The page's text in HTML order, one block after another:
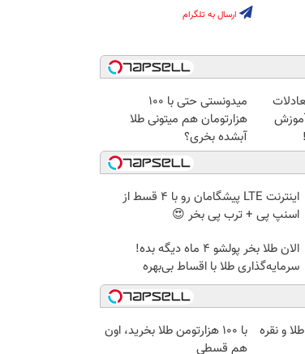
ارسال به تلگرام
میدونستی حتی با ۱۰۰
هزارتومان هم میتونی طلا
آبشده بخری؟
اینترنت LTE پیشگامان رو با 4 قسط از
اسنپ پی + ترب پی بخر 😍
الان طلا بخر پولشو 4 ماه دیگه بده!
سرمایه‌گذاری طلا با اقساط بی‌بهره
و نقره
با ۱۰۰ هزارتومن طلا بخرید، اون
هم قسطی